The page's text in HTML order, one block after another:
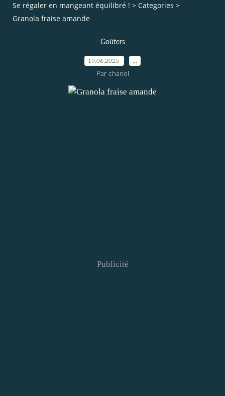
Se régaler en mangeant équilibré ! > Categories >
Granola fraise amande
Goûters
19.06.2025
Par chanol
Publicité